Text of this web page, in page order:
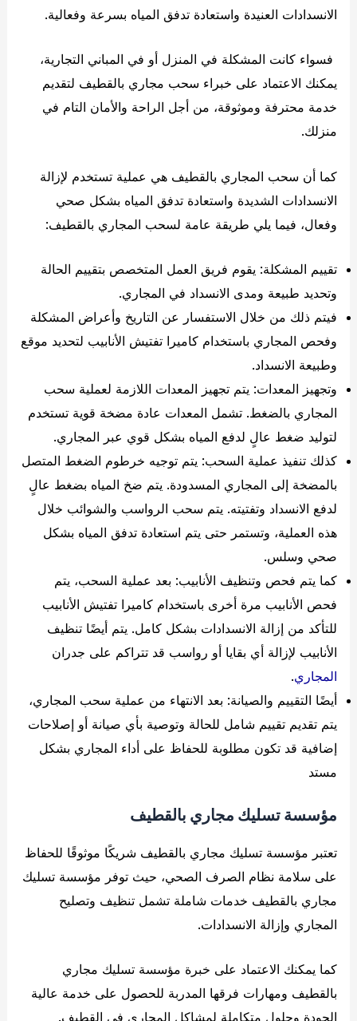
الانسدادات العنيدة واستعادة تدفق المياه بسرعة وفعالية.
فسواء كانت المشكلة في المنزل أو في المباني التجارية،
يمكنك الاعتماد على خبراء سحب مجاري بالقطيف لتقديم
خدمة محترفة وموثوقة، من أجل الراحة والأمان التام في
منزلك.
كما أن سحب المجاري بالقطيف هي عملية تستخدم لإزالة
الانسدادات الشديدة واستعادة تدفق المياه بشكل صحي
وفعال، فيما يلي طريقة عامة لسحب المجاري بالقطيف:
تقييم المشكلة: يقوم فريق العمل المتخصص بتقييم الحالة
وتحديد طبيعة ومدى الانسداد في المجاري.
فيتم ذلك من خلال الاستفسار عن التاريخ وأعراض المشكلة
وفحص المجاري باستخدام كاميرا تفتيش الأنابيب لتحديد موقع
وطبيعة الانسداد.
وتجهيز المعدات: يتم تجهيز المعدات اللازمة لعملية سحب
المجاري بالضغط. تشمل المعدات عادة مضخة قوية تستخدم
لتوليد ضغط عالٍ لدفع المياه بشكل قوي عبر المجاري.
كذلك تنفيذ عملية السحب: يتم توجيه خرطوم الضغط المتصل
بالمضخة إلى المجاري المسدودة. يتم ضخ المياه بضغط عالٍ
لدفع الانسداد وتفتيته. يتم سحب الرواسب والشوائب خلال
هذه العملية، وتستمر حتى يتم استعادة تدفق المياه بشكل
صحي وسلس.
كما يتم فحص وتنظيف الأنابيب: بعد عملية السحب، يتم
فحص الأنابيب مرة أخرى باستخدام كاميرا تفتيش الأنابيب
للتأكد من إزالة الانسدادات بشكل كامل. يتم أيضًا تنظيف
الأنابيب لإزالة أي بقايا أو رواسب قد تتراكم على جدران
المجاري.
أيضًا التقييم والصيانة: بعد الانتهاء من عملية سحب المجاري،
يتم تقديم تقييم شامل للحالة وتوصية بأي صيانة أو إصلاحات
إضافية قد تكون مطلوبة للحفاظ على أداء المجاري بشكل
مستد
مؤسسة تسليك مجاري بالقطيف
تعتبر مؤسسة تسليك مجاري بالقطيف شريكًا موثوقًا للحفاظ
على سلامة نظام الصرف الصحي، حيث توفر مؤسسة تسليك
مجاري بالقطيف خدمات شاملة تشمل تنظيف وتصليح
المجاري وإزالة الانسدادات.
كما يمكنك الاعتماد على خبرة مؤسسة تسليك مجاري
بالقطيف ومهارات فرقها المدربة للحصول على خدمة عالية
الجودة وحلول متكاملة لمشاكل المجاري في القطيف.